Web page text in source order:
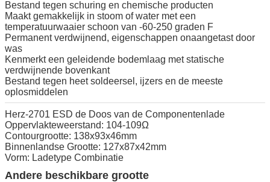
Bestand tegen schuring en chemische producten
Maakt gemakkelijk in stoom of water met een
temperatuurwaaier schoon van -60-250 graden F
Permanent verdwijnend, eigenschappen onaangetast door
was
Kenmerkt een geleidende bodemlaag met statische
verdwijnende bovenkant
Bestand tegen heet soldeersel, ijzers en de meeste
oplosmiddelen
Herz-2701 ESD de Doos van de Componentenlade
Oppervlakteweerstand: 104-109Ω
Contourgrootte: 138x93x46mm
Binnenlandse Grootte: 127x87x42mm
Vorm: Ladetype Combinatie
Andere beschikbare grootte